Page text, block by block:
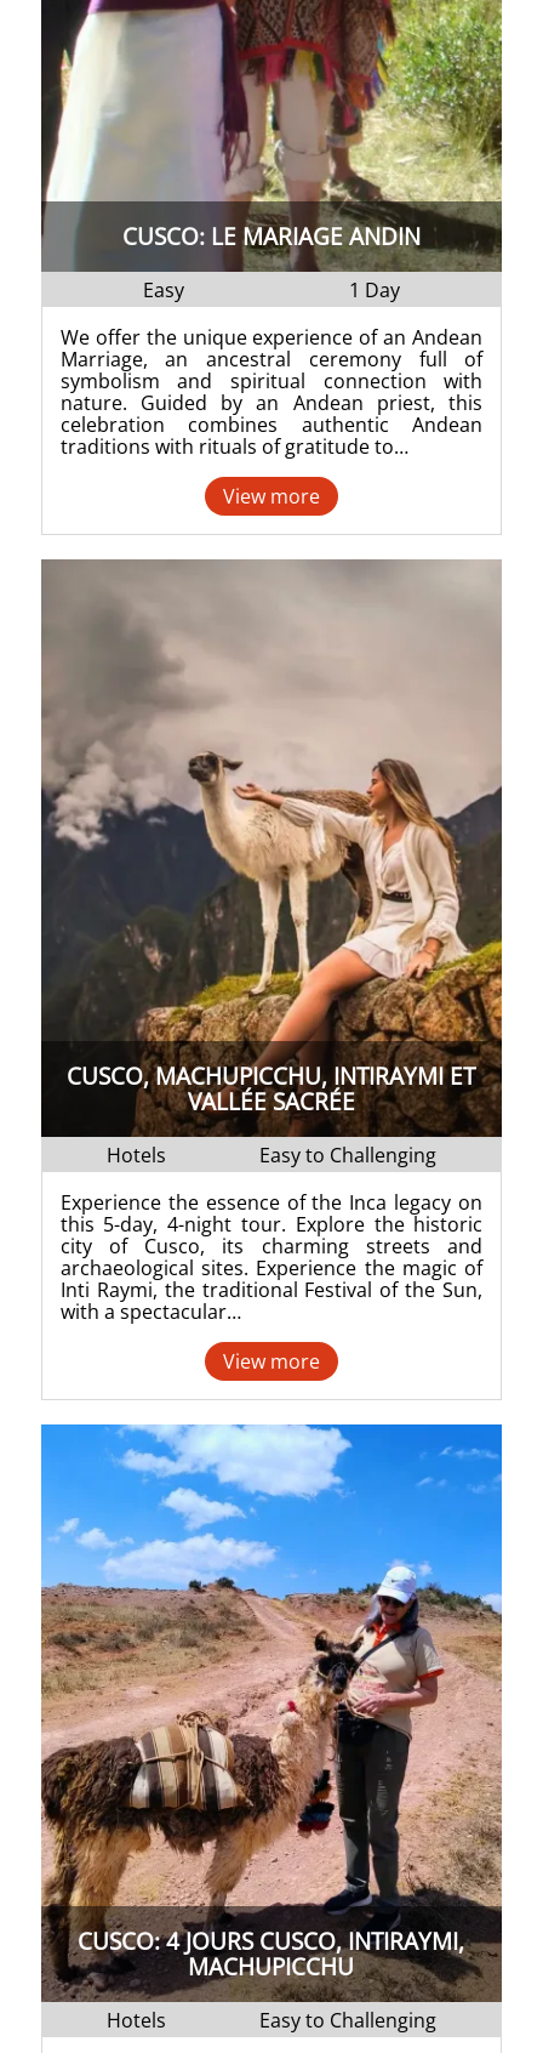
CUSCO: LE MARIAGE ANDIN
Easy
1 Day
We offer the unique experience of an Andean
Marriage, an ancestral ceremony full of
symbolism and spiritual connection with
nature. Guided by an Andean priest, this
celebration combines authentic Andean
traditions with rituals of gratitude to…
View more
CUSCO, MACHUPICCHU, INTIRAYMI ET
VALLÉE SACRÉE
Hotels
Easy to Challenging
Experience the essence of the Inca legacy on
this 5-day, 4-night tour. Explore the historic
city of Cusco, its charming streets and
archaeological sites. Experience the magic of
Inti Raymi, the traditional Festival of the Sun,
with a spectacular…
View more
CUSCO: 4 JOURS CUSCO, INTIRAYMI,
MACHUPICCHU
Hotels
Easy to Challenging